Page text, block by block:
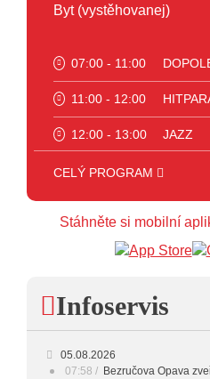
Byt (vystěhovanej)
07:00 - 11:00
11:00 - 12:00
12:00 - 13:00 JAZZ
13:00 - 14:00
14:00 - 15:00 FOLK
15:00 - 16:00 POP
HARD
18:00 - 20:00
CELÝ PROGRAM
Stáhněte si mobilní
Infoservis
05.08.2026
07:58
Bezručova Opava